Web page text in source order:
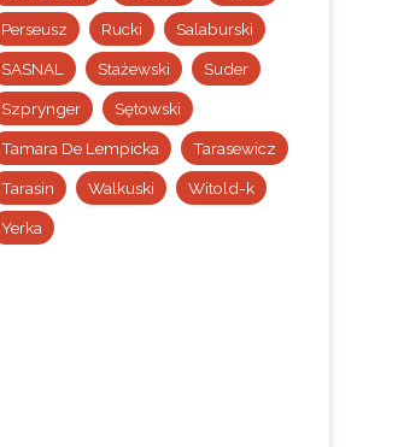
Perseusz Rucki Salaburski
SASNAL Stażewski Suder
Szprynger Sętowski
Tamara De Lempicka Tarasewicz
Tarasin Walkuski Witold-k
Yerka